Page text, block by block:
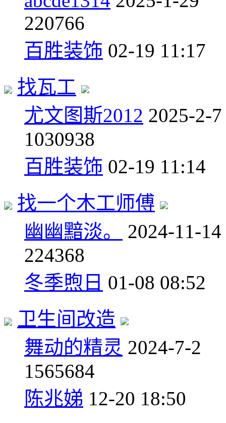
220766
百胜装饰 02-19 11:17
找瓦工
尤文图斯2012 2025-2-7
1030938
百胜装饰 02-19 11:14
找一个木工师傅
幽幽黯淡。
2024-11-14
224368
冬季煦日 01-08 08:52
卫生间改造
舞动的精灵 2024-7-2
1565684
陈兆娣 12-20 18:50